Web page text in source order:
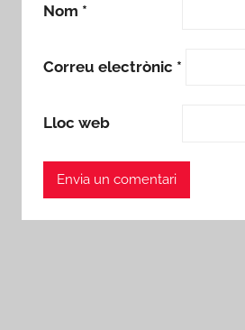
Nom *
Correu electrònic *
Lloc web